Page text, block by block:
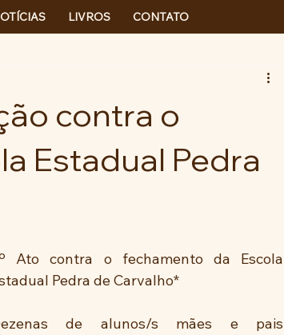
LIVROS CONTATO
contra o
Estadual Pedra
Ato contra o fechamento da Escola
Pedra de Carvalho*
de alunos/s mães e pais